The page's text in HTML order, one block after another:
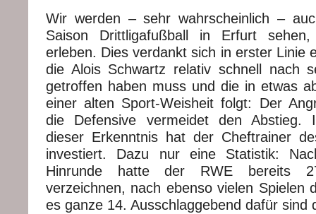
Wir werden – sehr wahrscheinlich –
Saison Drittligafußball in Erfurt
erleben. Dies verdankt sich in erster Linie
die Alois Schwartz relativ schnell nach
getroffen haben muss und die in etwas
einer alten Sport-Weisheit folgt: Der
die Defensive vermeidet den Abstieg.
dieser Erkenntnis hat der Cheftrainer
investiert. Dazu nur eine Statistik:
Hinrunde hatte der RWE bereits
verzeichnen, nach ebenso vielen Spielen
es ganze 14. Ausschlaggebend dafür sind